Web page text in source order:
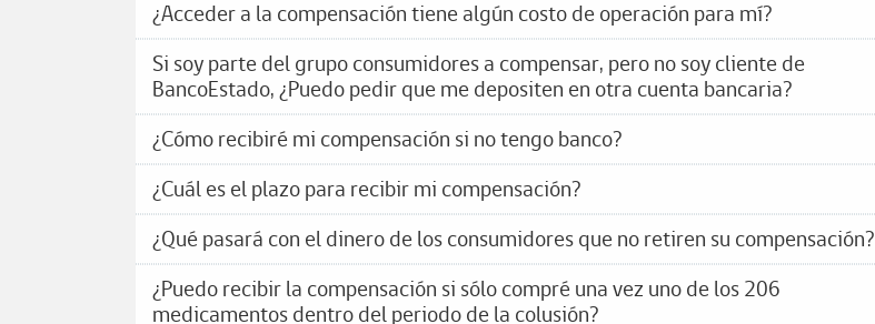
¿Acceder a la compensación tiene algún costo de operación para mí?
Si soy parte del grupo consumidores a compensar, pero no soy cliente de
BancoEstado, ¿Puedo pedir que me depositen en otra cuenta bancaria?
¿Cómo recibiré mi compensación si no tengo banco?
¿Cuál es el plazo para recibir mi compensación?
¿Qué pasará con el dinero de los consumidores que no retiren su compensación?
¿Puedo recibir la compensación si sólo compré una vez uno de los 206
medicamentos dentro del periodo de la colusión?